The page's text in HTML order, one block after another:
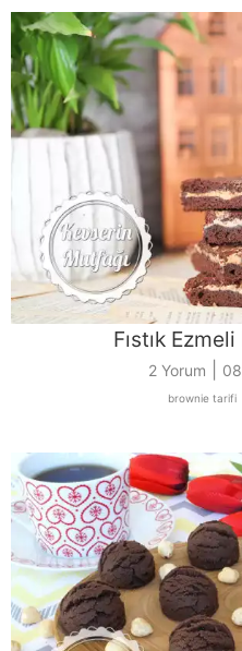
Fıstık
2 Yorum
brownie tarifi